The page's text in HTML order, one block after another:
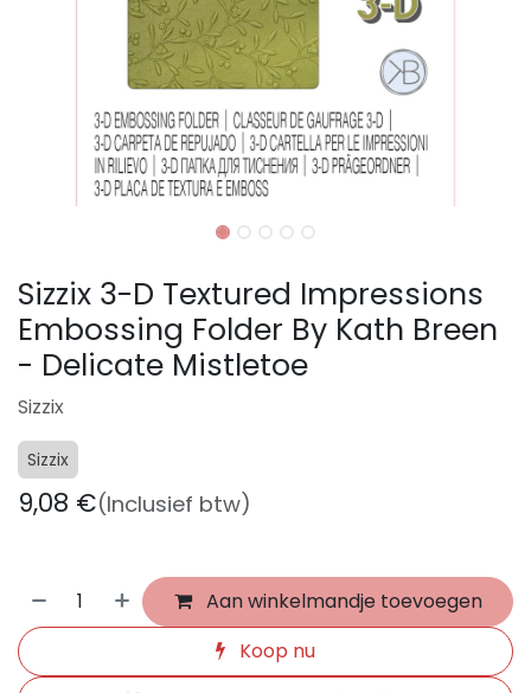
Sizzix 3-D Textured Impressions
Embossing Folder By Kath Breen
- Delicate Mistletoe
Sizzix
Sizzix
9,08 €(Inclusief btw)
Aan winkelmandje toevoegen
Koop nu